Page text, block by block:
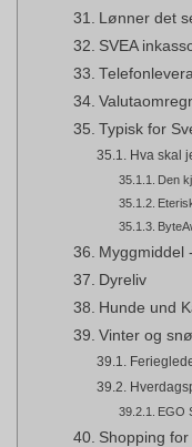
Lønner det
SVEA
Typisk for
Hva skal
Den
Myggmiddel
Dyreliv
Hunde und
Vinter og snø
EGO
Shopping